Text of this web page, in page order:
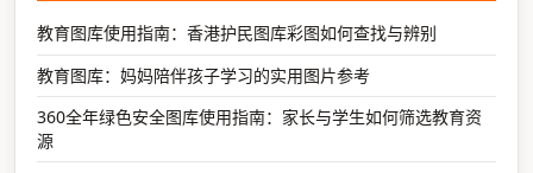
教育图库使用指南：香港护民图库彩图如何查找与辨别
教育图库：妈妈陪伴孩子学习的实用图片参考
360全年绿色安全图库使用指南：家长与学生如何筛选教育资
源